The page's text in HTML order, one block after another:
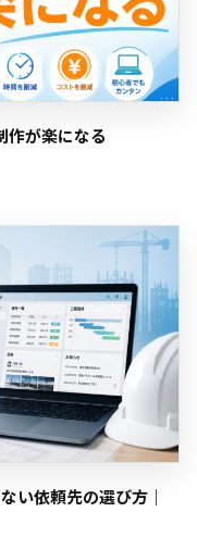
が楽になる
い依頼先の選び方｜